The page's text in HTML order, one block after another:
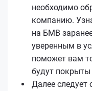
необходимо
компанию.
на БМВ
уверенным в
поможет вам
будут покрыты
Далее следует